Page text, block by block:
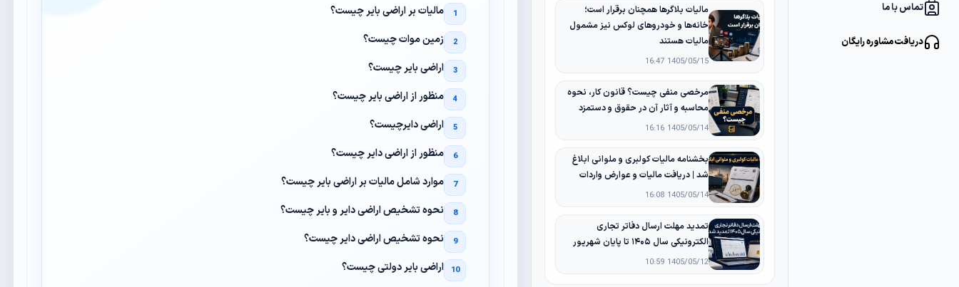
تماس با ما
دریافت مشاوره رایگان
مالیات بلاگرها همچنان برقرار است؛
خانه‌ها و خودروهای لوکس نیز مشمول
مالیات هستند
1405/05/15 16:47
مرخصی منفی چیست؟ قانون کار، نحوه
محاسبه و آثار آن در حقوق و دستمزد
1405/05/14 16:16
بخشنامه مالیات کولبری و ملوانی ابلاغ
شد | دریافت مالیات و عوارض واردات
1405/05/14 16:08
تمدید مهلت ارسال دفاتر تجاری
الکترونیکی سال ۱۴۰۵ تا پایان شهریور
1405/05/12 10:59
مالیات بر اراضی بایر چیست؟
زمین موات چیست؟
اراضی بایر چیست؟
منظور از اراضی بایر چیست؟
اراضی دایرچیست؟
منظور از اراضی دایر چیست؟
موارد شامل مالیات بر اراضی بایر چیست؟
نحوه تشخیص اراضی دایر و بایر چیست؟
نحوه تشخیص اراضی دایر چیست؟
اراضی بایر دولتی چیست؟